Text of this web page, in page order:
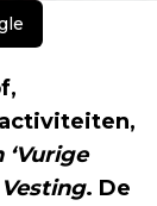
. De